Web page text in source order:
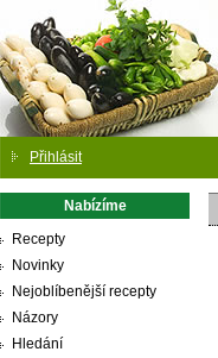
Přihlásit
Nabízíme
Recepty
Novinky
Nejoblíbenější recepty
Názory
Hledání